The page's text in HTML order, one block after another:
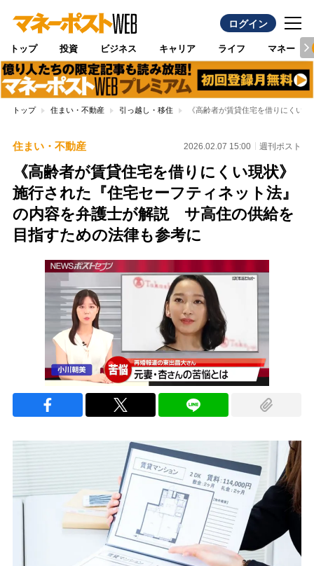
ログイン
トップ 投資 ビジネス キャリア ライフ マネー
トップ 住まい・不動産 引っ越し・移住 《高齢者が賃貸住宅を借りにくい
住まい・不動産 2026.02.07 15:00 週刊ポスト
《高齢者が賃貸住宅を借りにくい現状》
施行された『住宅セーフティネット法』
の内容を弁護士が解説 サ高住の供給を
目指すための法律も参考に